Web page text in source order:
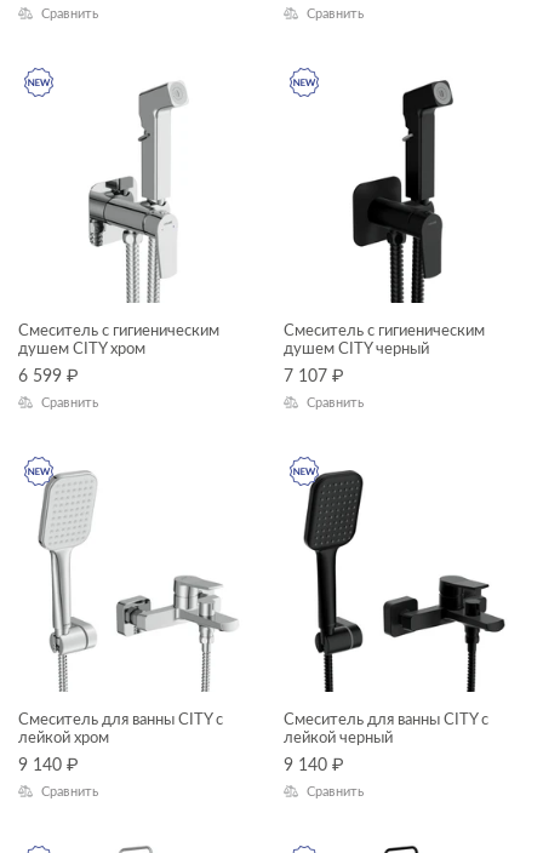
тумбы для раковин
шкафчики
BRASKO BLACK
CAMEO
CARI
CLASSIC
CLASSIC RIBBLE
COMO
CORNER
DELFI
Сравнить Сравнить
Смеситель с гигиеническим
душем CITY хром
6 599 ₽
Сравнить
Смеситель с гигиеническим
душем CITY черный
7 107 ₽
Сравнить
Смеситель для ванны CITY с
лейкой хром
9 140 ₽
Сравнить
Смеситель для ванны CITY с
лейкой черный
9 140 ₽
Сравнить